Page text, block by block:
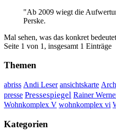
"Ab 2009 wiegt die
Perske.
Mal sehen, was das konkret
Seite 1 von 1, insgesamt 1 Einträge
Themen
abriss Andi Leser ansichtskarte
presse Pressespiegel Rainer
Wohnkomplex V wohnkomplex vi
Kategorien